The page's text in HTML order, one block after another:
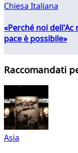
Chiesa Italiana
«Perché noi
pace è possibile»
Raccomandati
Asia